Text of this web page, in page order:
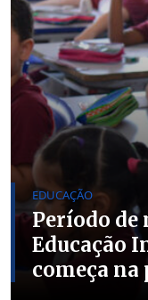
EDUCAÇÃO
Período
Educação
começa na